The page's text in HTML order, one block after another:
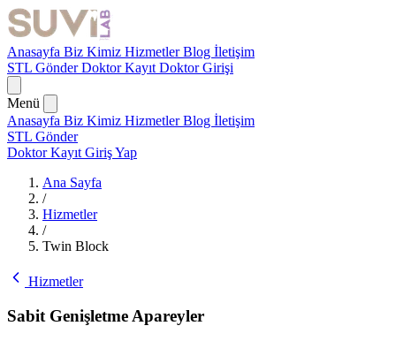
Anasayfa Biz Kimiz HizmetlerBlog İletişim
STL GönderDoktor Kayıt Doktor Girişi
Menü
Anasayfa Biz Kimiz HizmetlerBlog İletişim
STL Gönder
Doktor Kayıt Giriş Yap
Ana Sayfa
/
Hizmetler
/
Twin Block
Hizmetler
Sabit Genişletme Apareyler